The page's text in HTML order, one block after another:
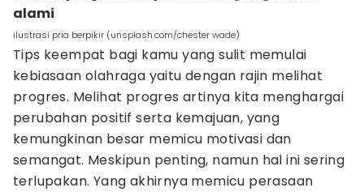
alami
ilustrasi pria berpikir (unsplash.com/chester wade)
Tips keempat bagi kamu yang sulit memulai
kebiasaan olahraga yaitu dengan rajin melihat
progres. Melihat progres artinya kita menghargai
perubahan positif serta kemajuan, yang
kemungkinan besar memicu motivasi dan
semangat. Meskipun penting, namun hal ini sering
terlupakan. Yang akhirnya memicu perasaan